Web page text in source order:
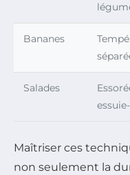
Bananes
Salades
Maîtriser ces
non seulement la